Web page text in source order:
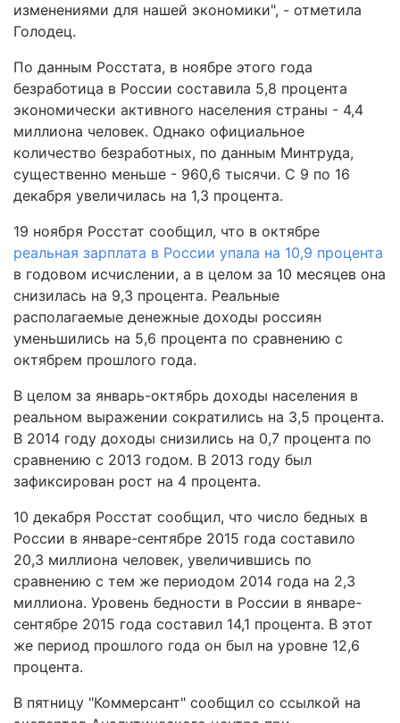
изменениями для нашей экономики", - отметила
Голодец.
По данным Росстата, в ноябре этого года
безработица в России составила 5,8 процента
экономически активного населения страны - 4,4
миллиона человек. Однако официальное
количество безработных, по данным Минтруда,
существенно меньше - 960,6 тысячи. С 9 по 16
декабря увеличилась на 1,3 процента.
19 ноября Росстат сообщил, что в октябре
реальная зарплата в России упала на 10,9 процента
в годовом исчислении, а в целом за 10 месяцев она
снизилась на 9,3 процента. Реальные
располагаемые денежные доходы россиян
уменьшились на 5,6 процента по сравнению с
октябрем прошлого года.
В целом за январь-октябрь доходы населения в
реальном выражении сократились на 3,5 процента.
В 2014 году доходы снизились на 0,7 процента по
сравнению с 2013 годом. В 2013 году был
зафиксирован рост на 4 процента.
​10 декабря Росстат сообщил, что число бедных в
России в январе-сентябре 2015 года составило
20,3 миллиона человек, увеличившись по
сравнению с тем же периодом 2014 года на 2,3
миллиона. Уровень бедности в России в январе-
сентябре 2015 года составил 14,1 процента. В этот
же период прошлого года он был на уровне 12,6
процента.
В пятницу "Коммерсант" сообщил со ссылкой на